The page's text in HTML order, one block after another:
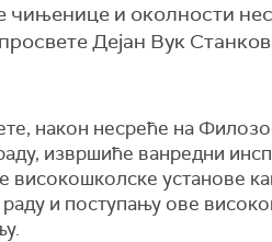
и околности
Дејан Вук
након несреће на
извршиће ванредни
високошколске установе
раду и поступању ове